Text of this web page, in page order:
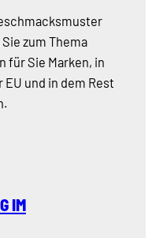
zum Thema
für Sie Marken, in
und in dem Rest
IM